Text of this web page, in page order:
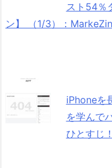
スト54％
ン】 （1/3）：
iPhoneを
を学んで
ひとすじ